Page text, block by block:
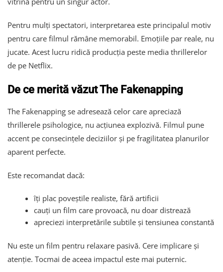
Pentru mulți spectatori, interpretarea este principalul motiv
pentru care filmul rămâne memorabil. Emoțiile par reale, nu
jucate. Acest lucru ridică producția peste media thrillerelor
de pe Netflix.
De ce merită văzut The Fakenapping
The Fakenapping se adresează celor care apreciază
thrillerele psihologice, nu acțiunea explozivă. Filmul pune
accent pe consecințele deciziilor și pe fragilitatea planurilor
aparent perfecte.
Este recomandat dacă:
îți plac poveștile realiste, fără artificii
cauți un film care provoacă, nu doar distrează
apreciezi interpretările subtile și tensiunea constantă
Nu este un film pentru relaxare pasivă. Cere implicare și
atenție. Tocmai de aceea impactul este mai puternic.